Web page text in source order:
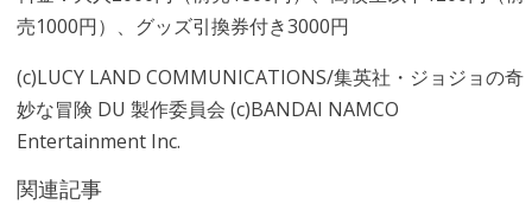
売1000円）、グッズ引換券付き3000円
(c)LUCY LAND COMMUNICATIONS/集英社・ジョジョの奇
妙な冒険 DU 製作委員会 (c)BANDAI NAMCO
Entertainment Inc.
関連記事